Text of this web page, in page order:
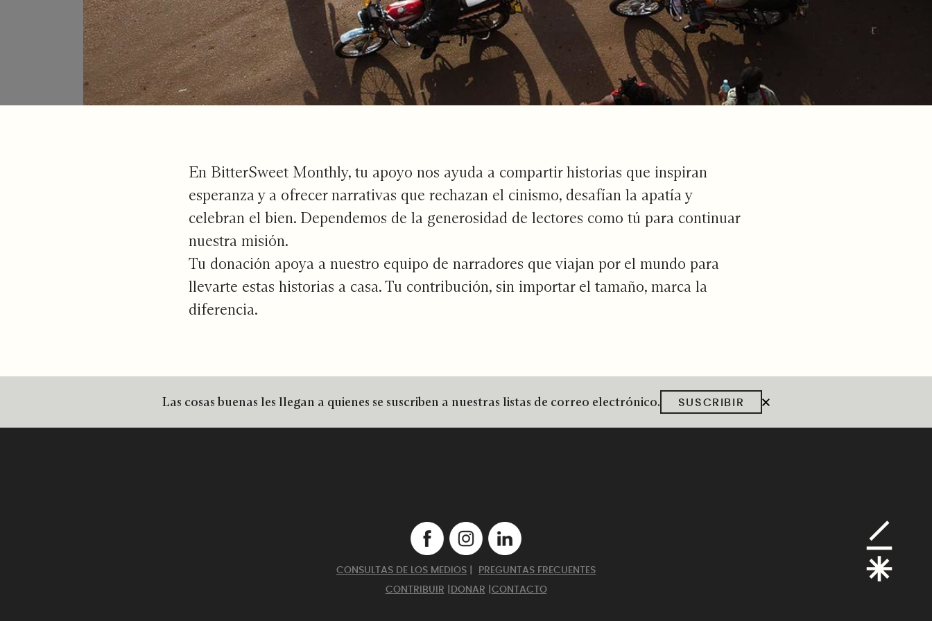
En BitterSweet Monthly, tu apoyo nos ayuda a compartir historias que inspiran
esperanza y a ofrecer narrativas que rechazan el cinismo, desafían la apatía y
celebran el bien. Dependemos de la generosidad de lectores como tú para continuar
nuestra misión.
Tu donación apoya a nuestro equipo de narradores que viajan por el mundo para
llevarte estas historias a casa. Tu contribución, sin importar el tamaño, marca la
diferencia.
Las cosas buenas les llegan a quienes se suscriben a nuestras listas de correo electrónico. SUSCRIBIR
CONSULTAS DE LOS MEDIOS
PREGUNTAS FRECUENTES
CONTRIBUIR
DONAR CONTACTO